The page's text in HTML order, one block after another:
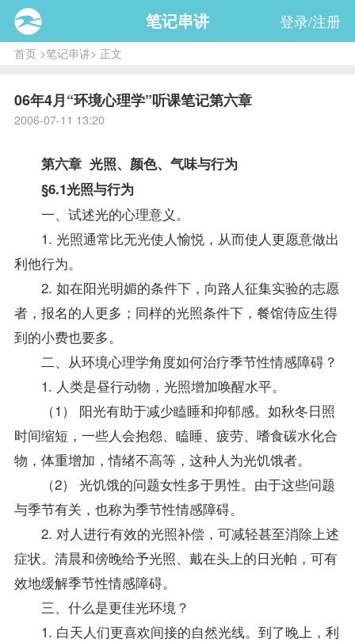
笔记串讲 登录/注册
首页>笔记串讲> 正文
06年4月“环境心理学”听课笔记第六章
2006-07-11 13:20
第六章 光照、颜色、气味与行为
§6.1光照与行为
一、试述光的心理意义。
1. 光照通常比无光使人愉悦，从而使人更愿意做出
利他行为。
2. 如在阳光明媚的条件下，向路人征集实验的志愿
者， 报名的人更多；同样的光照条件下，餐馆侍应生得
到的小费也要多。
二、从环境心理学角度如何治疗季节性情感障碍？
1. 人类是昼行动物，光照增加唤醒水平。
（1） 阳光有助于减少瞌睡和抑郁感。如秋冬日照
时间缩短，一些人会抱怨、瞌睡、疲劳、嗜食碳水化合
物，体重增加，情绪不高等，这种人为光饥饿者。
（2） 光饥饿的问题女性多于男性。由于这些问题
与季节有关，也称为季节性情感障碍。
2. 对人进行有效的光照补偿，可减轻甚至消除上述
症状。清晨和傍晚给予光照、戴在头上的日光帕，可有
效地缓解季节性情感障碍。
三、什么是更佳光环境？
1. 白天人们更喜欢间接的自然光线。到了晚上，利